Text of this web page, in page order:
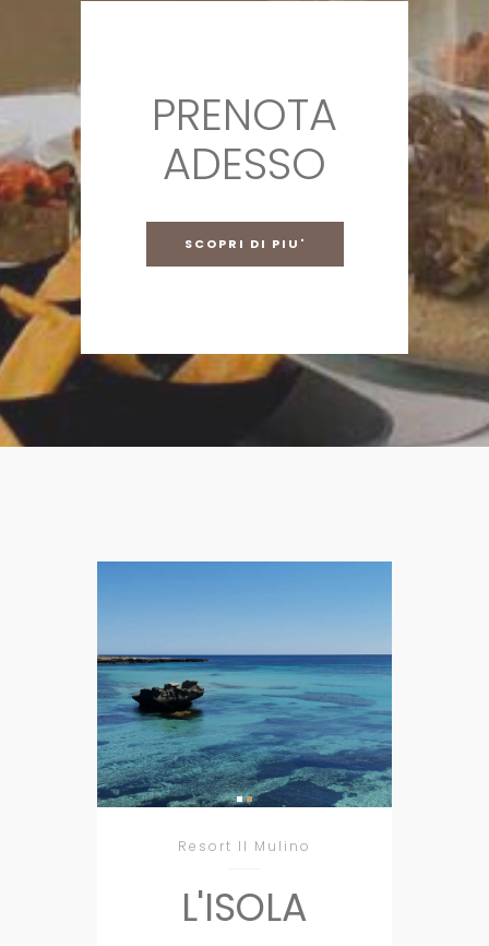
PRENOTA
ADESSO
SCOPRI DI PIU'
Resort Il Mulino
L'ISOLA